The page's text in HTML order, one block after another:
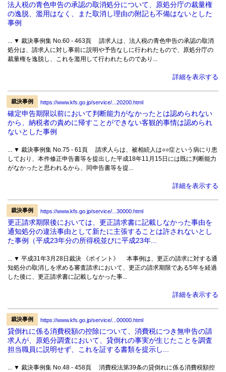
法人税の青色申告の承認の取消処分について、原処分庁の裁量権
の逸脱、濫用はなく、また取消し理由の附記も不備はないとした
事例
... ▼ 裁決事例集 No.60 - 463頁 請求人は、法人税の青色申告の承認の取消
処分は、請求人に対し事前に説明や予告なしに行われたもので、原処分庁の
裁量権を逸脱し、これを濫用して行われたものであり...
詳細を表示する
裁決事例 https://www.kfs.go.jp/service/...20200.html
確定申告期限以前において判断能力がなかったとは認められない
から、納税者の責めに帰すことができない客観的事情は認められ
ないとした事例
... ▼ 裁決事例集 No.75 - 61頁 請求人らは、被相続人は○○症という病にり患
しており、本件修正申告書等を提出した平成18年11月15日には既に判断能力
がなかったと思われるから、同申告書等を提...
詳細を表示する
裁決事例 https://www.kfs.go.jp/service/...30000.html
更正請求期限後においては、更正請求書に記載しなかった事由を
通知処分の違法事由として新たに主張することは許されないとし
た事例（平成23年分の所得税並びに平成23年...
... ▼ 平成31年3月28日裁決 《ポイント》 本事例は、更正の請求に対する通
知処分の取消しを求める審査請求において、更正の請求期限である5年を経過
した後に、更正請求書に記載しなかった事...
詳細を表示する
裁決事例 https://www.kfs.go.jp/service/...00000.html
貸倒れに係る消費税額の控除について、消費税につき無申告の請
求人が、原処分調査において、貸倒れの事実が生じたことを調査
担当職員に説明せず、これを証する書類を提示し...
... ▼ 裁決事例集 No.48 - 458頁 消費税法第39条の貸倒れに係る消費税額控